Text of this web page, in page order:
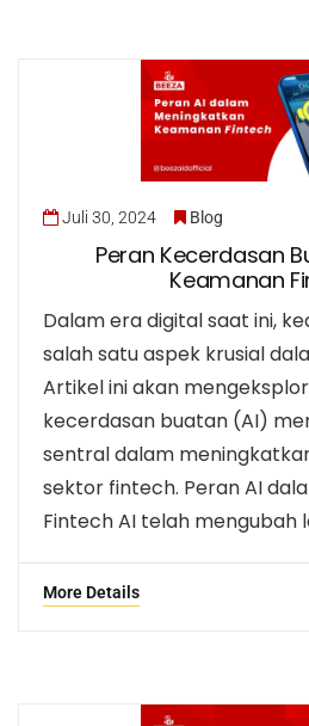
Juli 30, 2024 Blog
Peran Kecerdasan
Keamanan
Dalam era digital saat ini,
salah satu aspek krusial
Artikel ini akan
kecerdasan buatan (AI)
sentral dalam
sektor fintech. Peran AI
Fintech AI telah mengubah
More Details